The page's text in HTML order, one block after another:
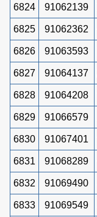
6824 91062139
6825 91062362
6826 91063593
6827 91064137
6828 91064208
6829 91066579
6830 91067401
6831 91068289
6832 91069490
6833 91069549